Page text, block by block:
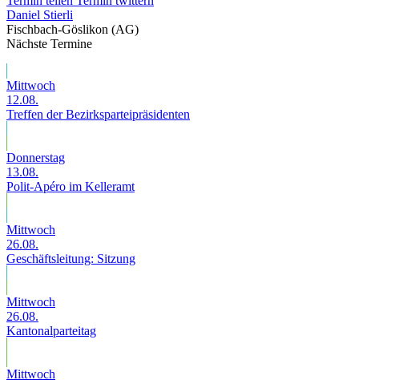
Daniel Stierli
Fischbach-Göslikon (AG)
Nächste Termine
Mittwoch
12.08.
Treffen der Bezirksparteipräsidenten
Donnerstag
13.08.
Polit-Apéro im Kelleramt
Mittwoch
26.08.
Geschäftsleitung: Sitzung
Mittwoch
26.08.
Kantonalparteitag
Mittwoch